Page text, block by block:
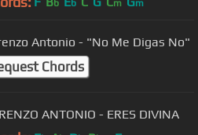
b b m m
Antonio - "No Me Digas No"
Chords
ANTONIO - ERES DIVINA